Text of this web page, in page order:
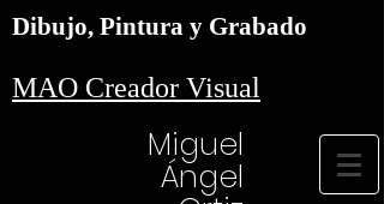
Dibujo, Pintura y Grabado
MAO Creador Visual
Miguel
Ángel